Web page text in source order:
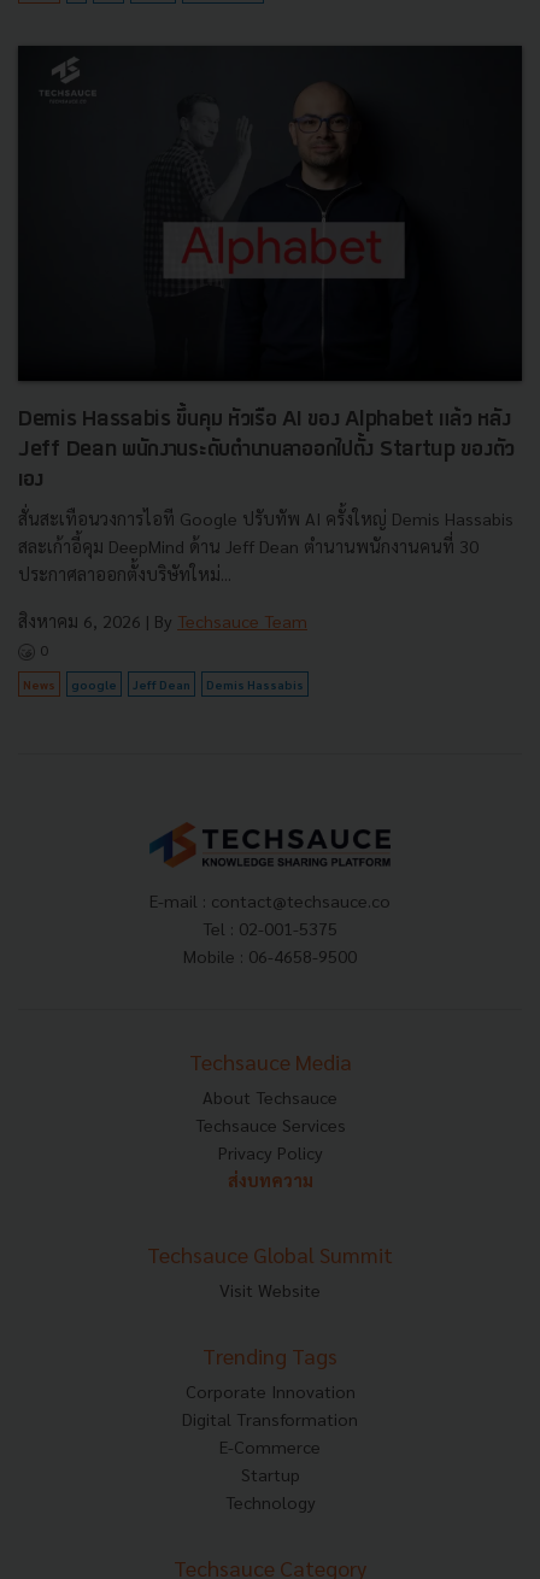
Demis Hassabis ขึ้นคุม หัวเรือ AI ของ Alphabet แล้ว หลัง
Jeff Dean พนักงานระดับตำนานลาออกไปตั้ง Startup ของตัว
เอง
สั่นสะเทือนวงการไอที Google ปรับทัพ AI ครั้งใหญ่ Demis Hassabis
สละเก้าอี้คุม DeepMind ด้าน Jeff Dean ตำนานพนักงานคนที่ 30
ประกาศลาออกตั้งบริษัทใหม่...
สิงหาคม 6, 2026 | By Techsauce Team
0
News google Jeff Dean Demis Hassabis
E-mail : contact@techsauce.co
Tel : 02-001-5375
Mobile : 06-4658-9500
Techsauce Media
About Techsauce
Techsauce Services
Privacy Policy
ส่งบทความ
Techsauce Global Summit
Visit Website
Trending Tags
Corporate Innovation
Digital Transformation
E-Commerce
Startup
Technology
Techsauce Category